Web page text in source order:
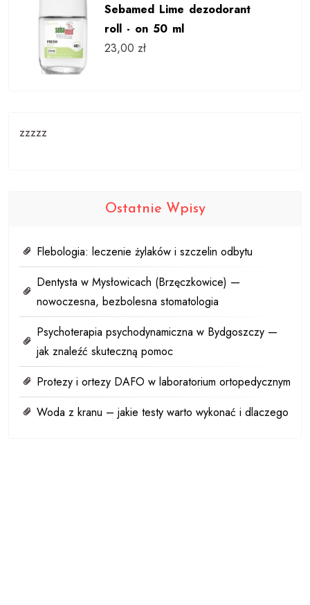
Sebamed Lime dezodorant
roll - on 50 ml
23,00 zł
zzzzz
Ostatnie Wpisy
Flebologia: leczenie żylaków i szczelin odbytu
Dentysta w Mysłowicach (Brzęczkowice) —
nowoczesna, bezbolesna stomatologia
Psychoterapia psychodynamiczna w Bydgoszczy —
jak znaleźć skuteczną pomoc
Protezy i ortezy DAFO w laboratorium ortopedycznym
Woda z kranu – jakie testy warto wykonać i dlaczego